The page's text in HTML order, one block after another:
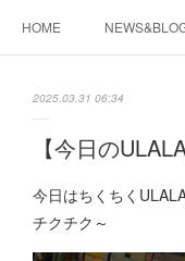
HOME
2025.03.31 06:34
【今日の
今日はちくちく
チクチク～